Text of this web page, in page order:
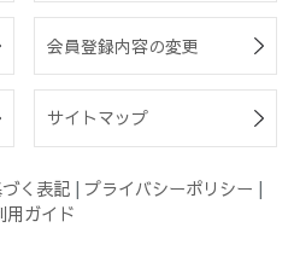
会員登録内容の変更
サイトマップ
く表記 | プライバシーポリシー |
用ガイド